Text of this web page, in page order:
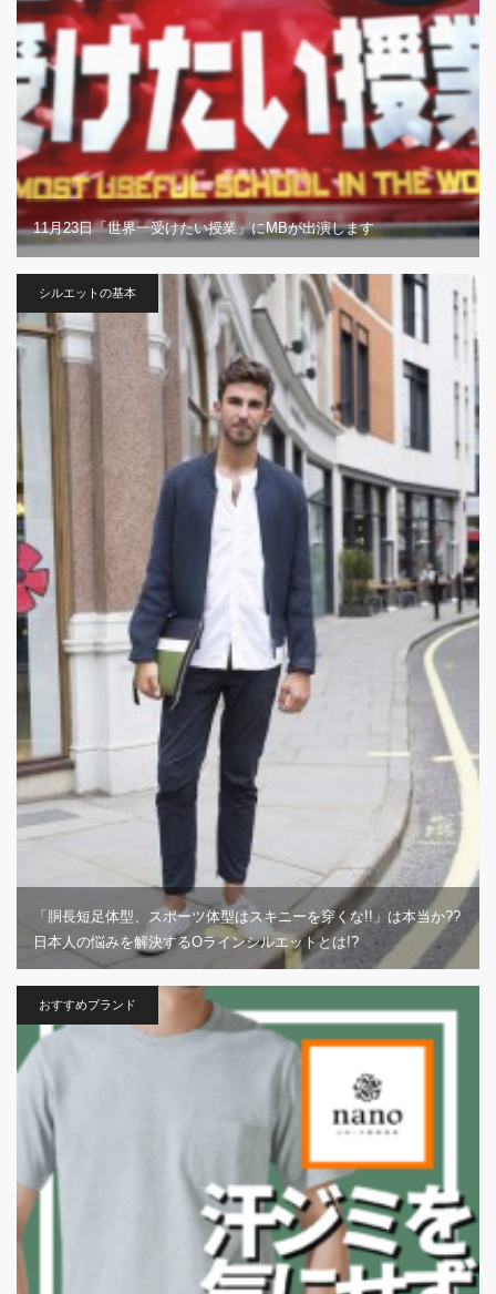
11月23日「世界一受けたい授業」にMBが出演します
シルエットの基本
「胴長短足体型、スポーツ体型はスキニーを穿くな!!」は本当か??
日本人の悩みを解決するOラインシルエットとは!?
おすすめブランド